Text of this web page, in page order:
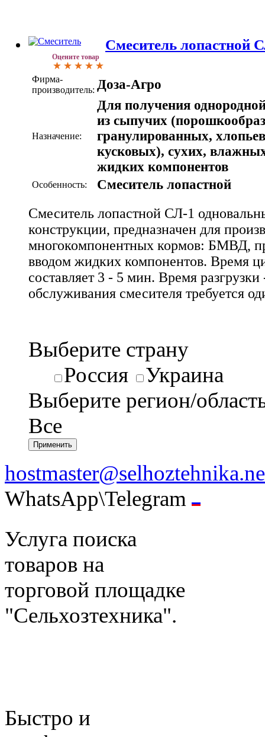
Оцените товар
Смеситель лопастной
Фирма-
производитель: Доза-Агро
Назначение:
Для получения
из сыпучих
гранулированных,
кусковых), сухих,
жидких компонентов
Особенность: Смеситель лопастной
Смеситель лопастной СЛ-1
конструкции, предназначен для
многокомпонентных кормов: БМВД,
вводом жидких компонентов. Время
составляет 3 - 5 мин. Время
обслуживания смесителя требуется
Выберите страну
Россия
Украина
Выберите регион/
Все
WhatsApp\Telegram
Услуга поиска
товаров на
торговой площадке
"Сельхозтехника".
Быстро и